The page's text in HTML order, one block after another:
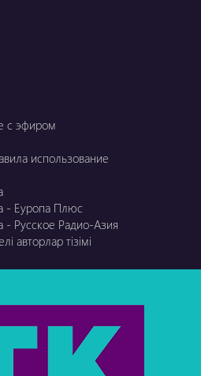
с эфиром
использование
- Еуропа Плюс
- Русское Радио-Азия
авторлар тізімі